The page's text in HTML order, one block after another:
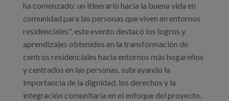
ha comenzado: un itinerario hacia la buena vida en
comunidad para las personas que viven en entornos
residenciales", este evento destacó los logros y
aprendizajes obtenidos en la transformación de
centros residenciales hacia entornos más hogareños
y centrados en las personas, subrayando la
importancia de la dignidad, los derechos y la
integración comunitaria en el enfoque del proyecto.